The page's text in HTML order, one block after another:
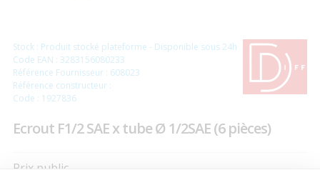
Stock : Produit stocké plateforme - Disponible sous 24h
Code EAN : 3283156080233
Référence Fournisseur : 608023
Référence constructeur :
Code : 1927836
Ecrout F1/2 SAE x tube Ø 1/2SAE (6 pièces)